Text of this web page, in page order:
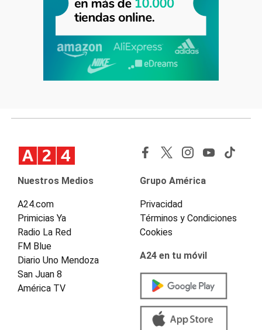
Nuestros Medios
A24.com
Primicias Ya
Radio La Red
FM Blue
Diario Uno Mendoza
San Juan 8
América TV
Grupo América
Privacidad
Términos y Condiciones
Cookies
A24 en tu móvil